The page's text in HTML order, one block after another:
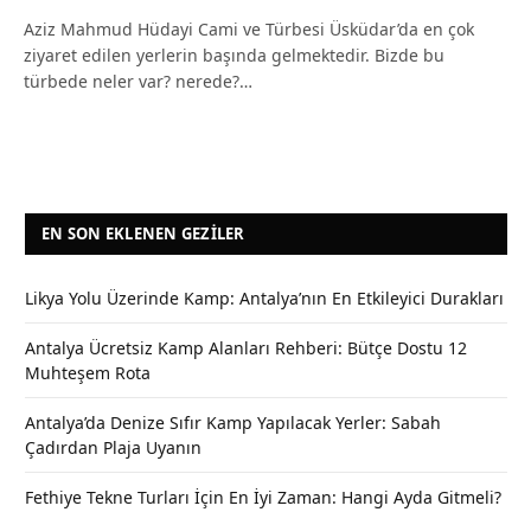
Aziz Mahmud Hüdayi Cami ve Türbesi Üsküdar’da en çok
ziyaret edilen yerlerin başında gelmektedir. Bizde bu
türbede neler var? nerede?…
EN SON EKLENEN GEZILER
Likya Yolu Üzerinde Kamp: Antalya’nın En Etkileyici Durakları
Antalya Ücretsiz Kamp Alanları Rehberi: Bütçe Dostu 12
Muhteşem Rota
Antalya’da Denize Sıfır Kamp Yapılacak Yerler: Sabah
Çadırdan Plaja Uyanın
Fethiye Tekne Turları İçin En İyi Zaman: Hangi Ayda Gitmeli?